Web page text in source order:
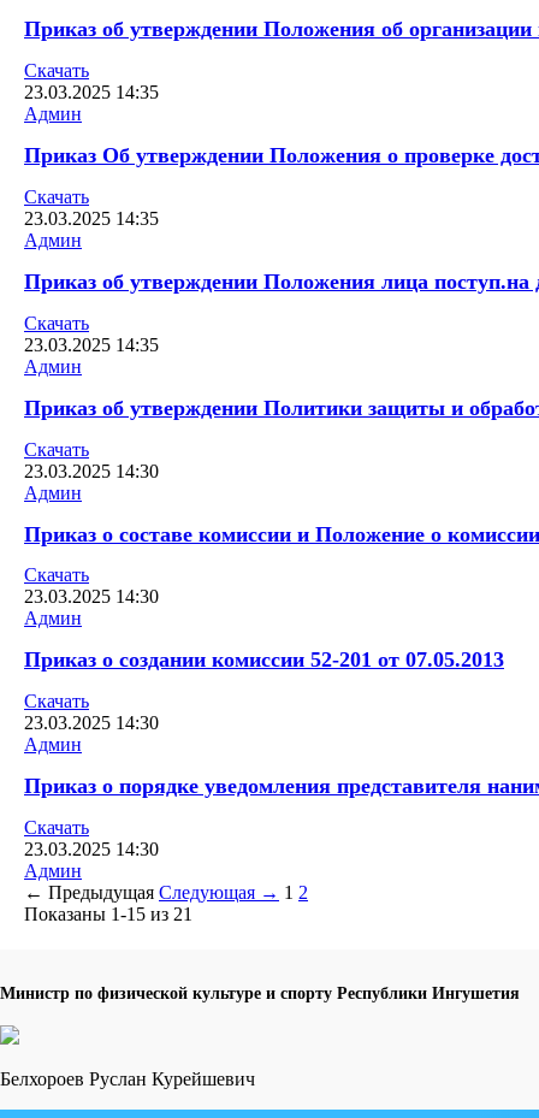
Приказ об утверждении Положения об
Скачать
23.03.2025 14:35
Админ
Приказ Об утверждении Положения о проверке
Скачать
23.03.2025 14:35
Админ
Приказ об утверждении Положения лица поступ.на
Скачать
23.03.2025 14:35
Админ
Приказ об утверждении Политики защиты и
Скачать
23.03.2025 14:30
Админ
Приказ о составе комиссии и Положение о комиссии
Скачать
23.03.2025 14:30
Админ
Приказ о создании комиссии 52-201 от 07.05.2013
Скачать
23.03.2025 14:30
Админ
Приказ о порядке уведомления представителя
Скачать
23.03.2025 14:30
Админ
← Предыдущая Следующая → 1 2
Показаны 1-15 из 21
Министр по физической культуре и спорту Республики Ингушетия
Белхороев Руслан Курейшевич